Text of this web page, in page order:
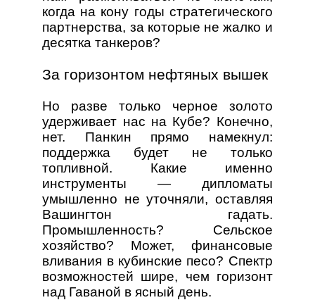
когда на кону годы стратегического
партнерства, за которые не жалко и
десятка танкеров?
За горизонтом нефтяных вышек
Но разве только черное золото
удерживает нас на Кубе? Конечно,
нет. Панкин прямо намекнул:
поддержка будет не только
топливной. Какие именно
инструменты — дипломаты
умышленно не уточняли, оставляя
Вашингтон гадать.
Промышленность? Сельское
хозяйство? Может, финансовые
вливания в кубинские песо? Спектр
возможностей шире, чем горизонт
над Гаваной в ясный день.